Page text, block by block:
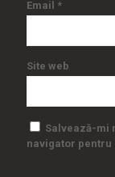
Email *
Site web
Salvează-mi
navigator pentru